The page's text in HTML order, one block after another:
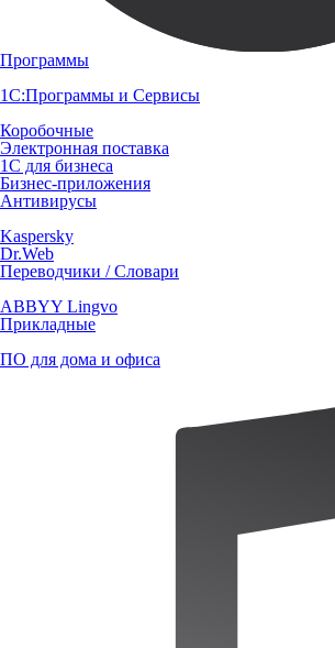
Программы
1С:Программы и Сервисы
Коробочные
Электронная поставка
1С для бизнеса
Бизнес-приложения
Антивирусы
Kaspersky
Dr.Web
Переводчики / Словари
ABBYY Lingvo
Прикладные
ПО для дома и офиса